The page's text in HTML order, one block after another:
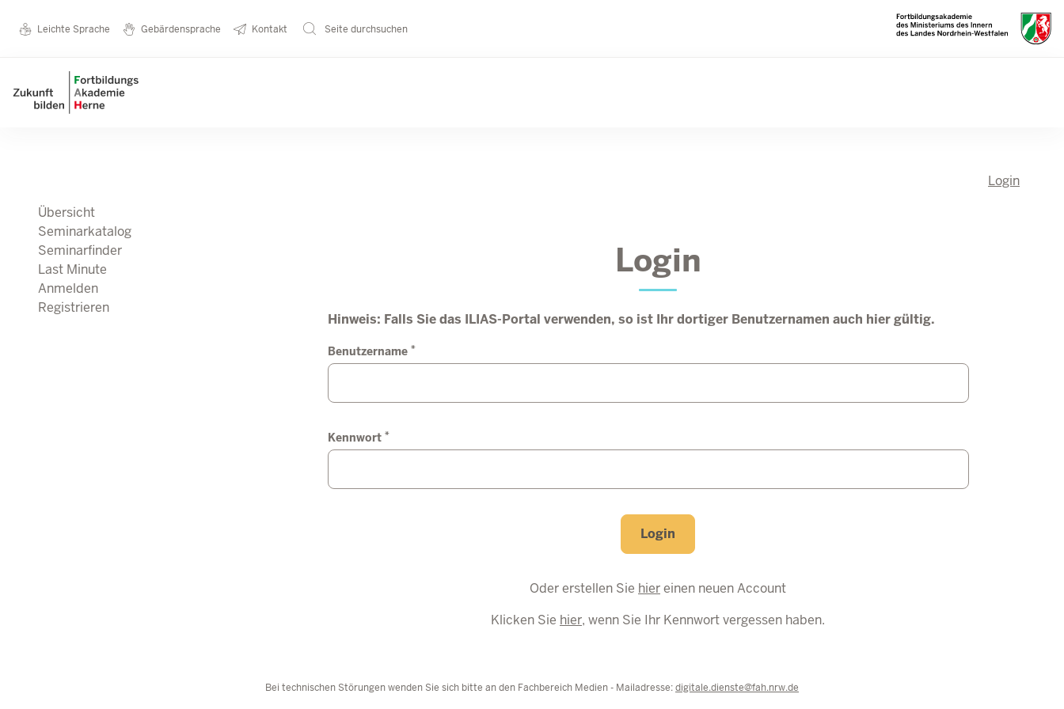
Metanavigation
Leichte Sprache Gebärdensprache Kontakt Seite durchsuchen
Login
Übersicht
Seminarkatalog
Seminarfinder
Last Minute
Anmelden
Registrieren
Login
Hinweis: Falls Sie das ILIAS-Portal verwenden, so ist Ihr dortiger Benutzernamen auch hier gültig.
Benutzername *
Kennwort *
Login
Oder erstellen Sie hiereinen neuen Account
Klicken Sie hier, wenn Sie Ihr Kennwort vergessen haben.
Bei technischen Störungen wenden Sie sich bitte an den Fachbereich Medien - Mailadresse:digitale.dienste@fah.nrw.de